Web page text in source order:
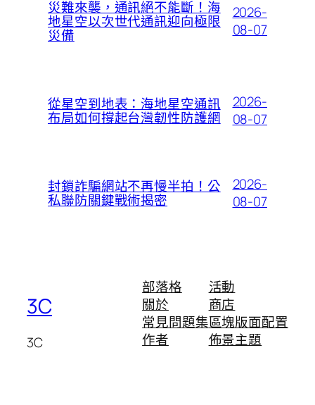
災難來襲，通訊絕不能斷！海
地星空以次世代通訊迎向極限
災備
2026-
08-07
從星空到地表：海地星空通訊
布局如何撐起台灣韌性防護網
2026-
08-07
封鎖詐騙網站不再慢半拍！公
私聯防關鍵戰術揭密
2026-
08-07
3C
3C
部落格
關於
常見問題集
作者
活動
商店
區塊版面配置
佈景主題